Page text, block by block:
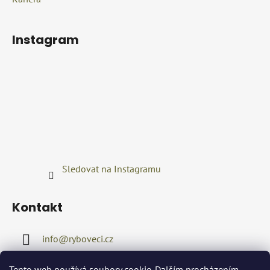
Instagram
Sledovat na Instagramu
Kontakt
info@ryboveci.cz
+420722416689